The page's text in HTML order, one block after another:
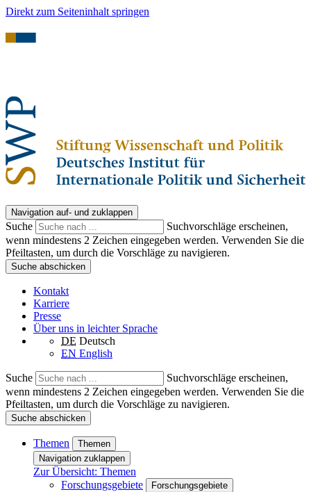
Direkt zum Seiteninhalt springen
Navigation auf- und zuklappen
Suche
Suchvorschläge erscheinen,
wenn mindestens 2 Zeichen eingegeben werden. Verwenden Sie die
Pfeiltasten, um durch die Vorschläge zu navigieren.
Suche abschicken
Kontakt
Karriere
Presse
Über uns in leichter Sprache
DE Deutsch
EN English
Suche
Suchvorschläge erscheinen,
wenn mindestens 2 Zeichen eingegeben werden. Verwenden Sie die
Pfeiltasten, um durch die Vorschläge zu navigieren.
Suche abschicken
Themen
Themen
Navigation zuklappen
Zur Übersicht: Themen
Forschungsgebiete
Forschungsgebiete